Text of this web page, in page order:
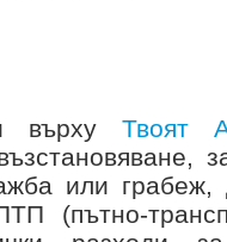
върху Твоят
или грабеж,
(пътно-